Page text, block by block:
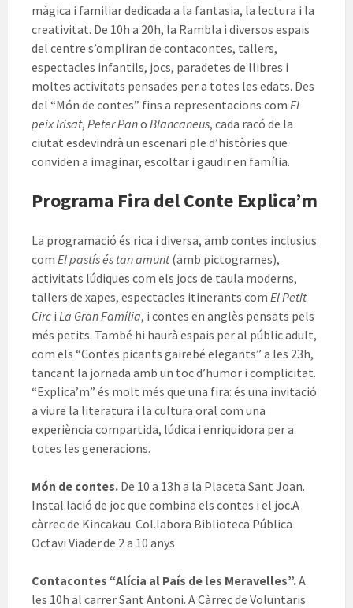
màgica i familiar dedicada a la fantasia, la lectura i la
creativitat. De 10h a 20h, la Rambla i diversos espais
del centre s’ompliran de contacontes, tallers,
espectacles infantils, jocs, paradetes de llibres i
moltes activitats pensades per a totes les edats. Des
del “Món de contes” fins a representacions com El
peix Irisat, Peter Pano Blancaneus, cada racó de la
ciutat esdevindrà un escenari ple d’històries que
conviden a imaginar, escoltar i gaudir en família.
Programa Fira del Conte Explica’m
La programació és rica i diversa, amb contes inclusius
com El pastís és tan amunt(amb pictogrames),
activitats lúdiques com els jocs de taula moderns,
tallers de xapes, espectacles itinerants com El Petit
Circ i La Gran Família, i contes en anglès pensats pels
més petits. També hi haurà espais per al públic adult,
com els “Contes picants gairebé elegants” a les 23h,
tancant la jornada amb un toc d’humor i complicitat.
“Explica’m” és molt més que una fira: és una invitació
a viure la literatura i la cultura oral com una
experiència compartida, lúdica i enriquidora per a
totes les generacions.
Món de contes. De 10 a 13h a la Placeta Sant Joan.
Instal.lació de joc que combina els contes i el joc.A
càrrec de Kincakau. Col.labora Biblioteca Pública
Octavi Viader.de 2 a 10 anys
Contacontes “Alícia al País de les Meravelles”.A
les 10h al carrer Sant Antoni. A Càrrec de Voluntaris